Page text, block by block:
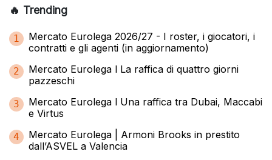
🔥 Trending
1
Mercato Eurolega 2026/27 - I roster, i giocatori, i
contratti e gli agenti (in aggiornamento)
2
Mercato Eurolega l La raffica di quattro giorni
pazzeschi
3
Mercato Eurolega l Una raffica tra Dubai, Maccabi
e Virtus
4
Mercato Eurolega | Armoni Brooks in prestito
dall’ASVEL a Valencia